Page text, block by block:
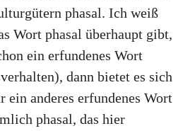
phasal. Ich weiß
Wort phasal überhaupt gibt,
ein erfundenes Wort
dann bietet es sich
ein anderes erfundenes Wort
phasal, das hier